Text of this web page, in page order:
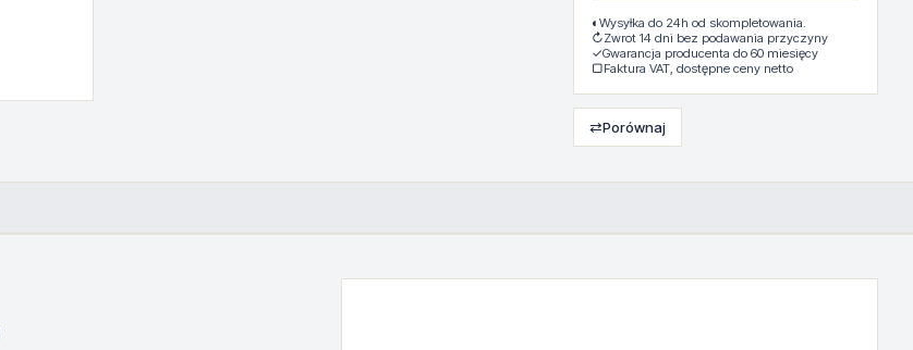
◐ Wysyłka do 24h od skompletowania.
↻Zwrot 14 dni bez podawania przyczyny
✓Gwarancja producenta do 60 miesięcy
▢Faktura VAT, dostępne ceny netto
⇄Porównaj